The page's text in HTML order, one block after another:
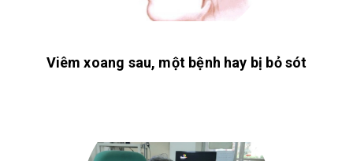
Viêm xoang sau, một bệnh hay bị bỏ sót